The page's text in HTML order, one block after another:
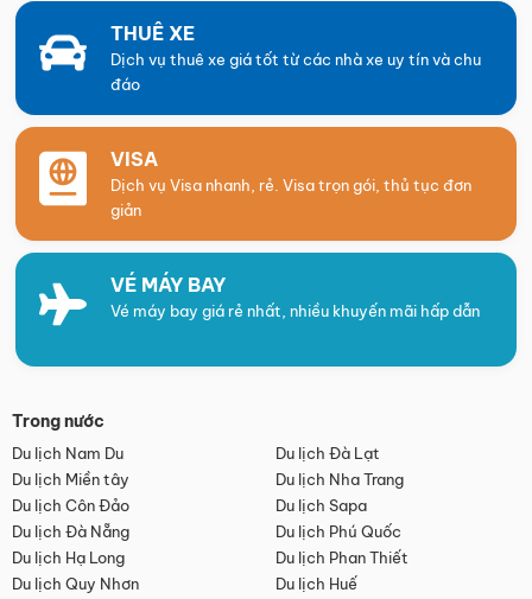
THUÊ XE
Dịch vụ thuê xe giá tốt từ các nhà xe uy tín và chu
đáo
VISA
Dịch vụ Visa nhanh, rẻ. Visa trọn gói, thủ tục đơn
giản
VÉ MÁY BAY
Vé máy bay giá rẻ nhất, nhiều khuyến mãi hấp dẫn
Trong nước
Du lịch Nam Du
Du lịch Đà Lạt
Du lịch Miền tây
Du lịch Nha Trang
Du lịch Côn Đảo
Du lịch Sapa
Du lịch Đà Nẵng
Du lịch Phú Quốc
Du lịch Hạ Long
Du lịch Phan Thiết
Du lịch Quy Nhơn
Du lịch Huế